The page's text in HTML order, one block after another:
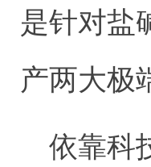
是针对盐
产两大极
依靠科